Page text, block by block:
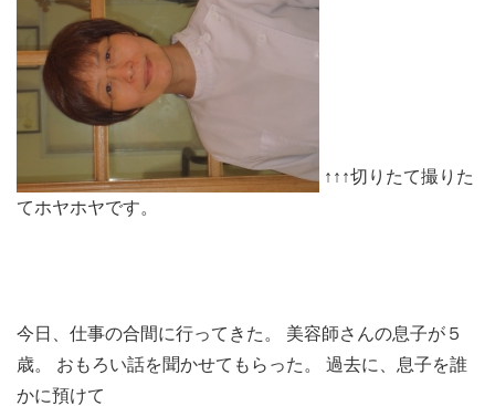
↑↑↑切りたて撮りた
てホヤホヤです。
今日、仕事の合間に行ってきた。 美容師さんの息子が５
歳。 おもろい話を聞かせてもらった。 過去に、息子を誰
かに預けて